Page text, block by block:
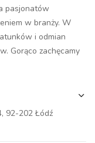
pasjonatów
w branży. W
i odmian
Gorąco zachęcamy
92-202 Łódź